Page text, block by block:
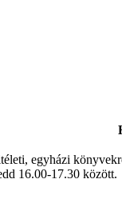
egyházi
16.00-17.30 között.